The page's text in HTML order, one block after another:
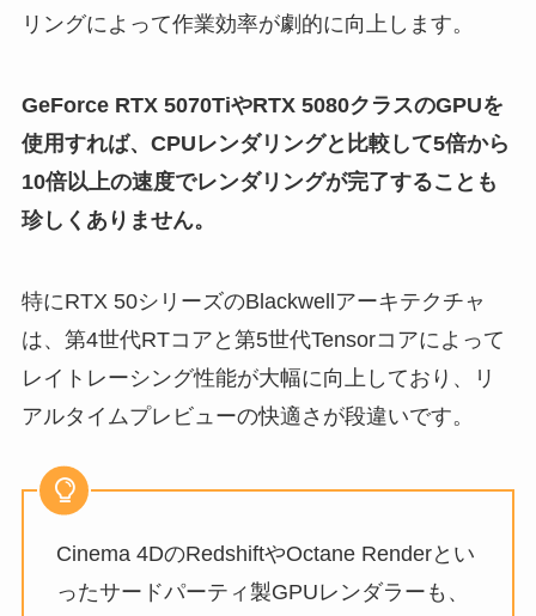
リングによって作業効率が劇的に向上します。
GeForce RTX 5070TiやRTX 5080クラスのGPUを
使用すれば、CPUレンダリングと比較して5倍から
10倍以上の速度でレンダリングが完了することも
珍しくありません。
特にRTX 50シリーズのBlackwellアーキテクチャ
は、第4世代RTコアと第5世代Tensorコアによって
レイトレーシング性能が大幅に向上しており、リ
アルタイムプレビューの快適さが段違いです。
Cinema 4DのRedshiftやOctane Renderとい
ったサードパーティ製GPUレンダラーも、